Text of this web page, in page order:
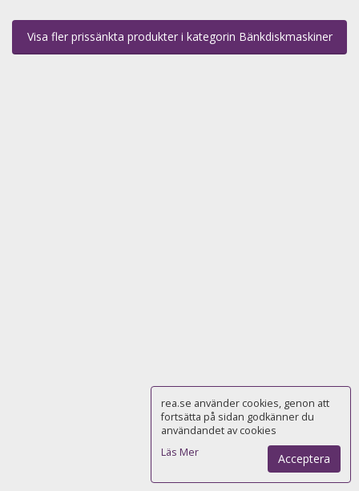
Visa fler prissänkta produkter i kategorin Bänkdiskmaskiner
rea.se använder cookies, genon att
fortsätta på sidan godkänner du
användandet av cookies
Läs Mer
Acceptera